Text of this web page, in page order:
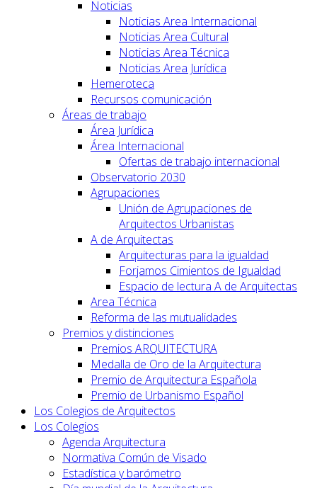
Noticias
Noticias Area Internacional
Noticias Area Cultural
Noticias Area Técnica
Noticias Area Jurídica
Hemeroteca
Recursos comunicación
Áreas de trabajo
Área Jurídica
Área Internacional
Ofertas de trabajo internacional
Observatorio 2030
Agrupaciones
Unión de Agrupaciones de
Arquitectos Urbanistas
A de Arquitectas
Arquitecturas para la igualdad
Forjamos Cimientos de Igualdad
Espacio de lectura A de Arquitectas
Area Técnica
Reforma de las mutualidades
Premios y distinciones
Premios ARQUITECTURA
Medalla de Oro de la Arquitectura
Premio de Arquitectura Española
Premio de Urbanismo Español
Los Colegios de Arquitectos
Los Colegios
Agenda Arquitectura
Normativa Común de Visado
Estadística y barómetro